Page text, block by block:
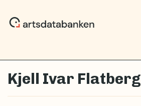
Kjell Ivar Flatberg